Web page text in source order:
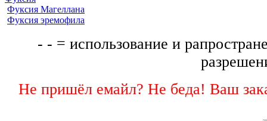
Фуксия Магеллана
Фуксия эремофила
- - = использование и
Не пришёл емайл? Не беда! Ваш